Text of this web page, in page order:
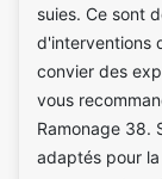
suies. Ce sont
d'interventions
convier des
vous
Ramonage 38.
adaptés pour